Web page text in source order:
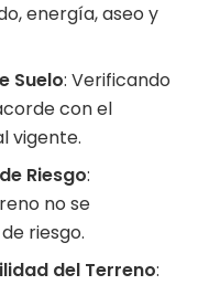
energía, aseo y
Suelo: Verificando
con el
vigente.
Riesgo:
no se
riesgo.
del Terreno: